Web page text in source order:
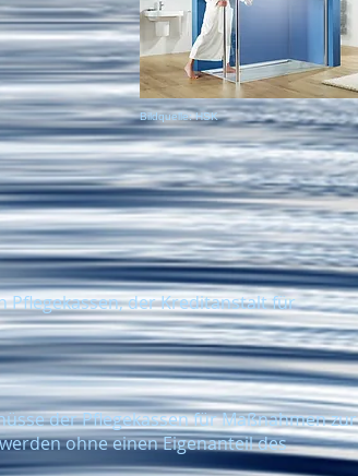
Bildquelle: HSK
Pflegekassen, der Kreditanstalt für
der Pflegekassen für Maßnahmen zur
ohne einen Eigenanteil des